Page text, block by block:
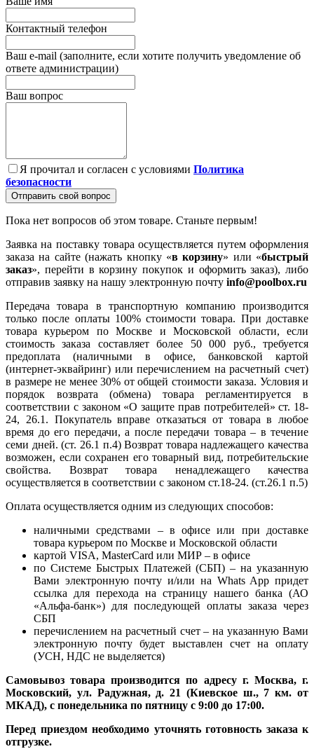
Контактный телефон
Ваш e-mail (заполните, если хотите получить уведомление об
ответе администрации)
Ваш вопрос
Я прочитал и согласен с условиями Политика
безопасности
Отправить свой вопрос
Пока нет вопросов об этом товаре. Станьте первым!
Заявка на поставку товара осуществляется путем оформления
заказа на сайте (нажать кнопку «в корзину» или «быстрый
заказ», перейти в корзину покупок и оформить заказ), либо
отправив заявку на нашу электронную почту info@poolbox.ru
Передача товара в транспортную компанию производится
только после оплаты 100% стоимости товара. При доставке
товара курьером по Москве и Московской области, если
стоимость заказа составляет более 50 000 руб., требуется
предоплата (наличными в офисе, банковской картой
(интернет-эквайринг) или перечислением на расчетный счет)
в размере не менее 30% от общей стоимости заказа. Условия и
порядок возврата (обмена) товара регламентируется в
соответствии с законом «О защите прав потребителей» ст. 18-
24, 26.1. Покупатель вправе отказаться от товара в любое
время до его передачи, а после передачи товара – в течение
семи дней. (ст. 26.1 п.4) Возврат товара надлежащего качества
возможен, если сохранен его товарный вид, потребительские
свойства. Возврат товара ненадлежащего качества
осуществляется в соответствии с законом ст.18-24. (ст.26.1 п.5)
Оплата осуществляется одним из следующих способов:
наличными средствами – в офисе или при доставке
товара курьером по Москве и Московской области
картой VISA, MasterCard или МИР – в офисе
по Системе Быстрых Платежей (СБП) – на указанную
Вами электронную почту и/или на Whats App придет
ссылка для перехода на страницу нашего банка (АО
«Альфа-банк») для последующей оплаты заказа через
СБП
перечислением на расчетный счет – на указанную Вами
электронную почту будет выставлен счет на оплату
(УСН, НДС не выделяется)
Самовывоз товара производится по адресу г. Москва, г.
Московский, ул. Радужная, д. 21 (Киевское ш., 7 км. от
МКАД), с понедельника по пятницу с 9:00 до 17:00.
Перед приездом необходимо уточнять готовность заказа к
отгрузке.